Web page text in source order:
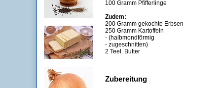
100 Gramm Pfifferlinge
Zudem:
200 Gramm gekochte Erbsen
250 Gramm Kartoffeln
- (halbmondförmig
- zugeschnitten)
2 Teel. Butter
Zubereitung